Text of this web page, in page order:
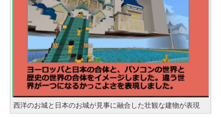
西洋のお城と日本のお城が見事に融合した壮観な建物が表現